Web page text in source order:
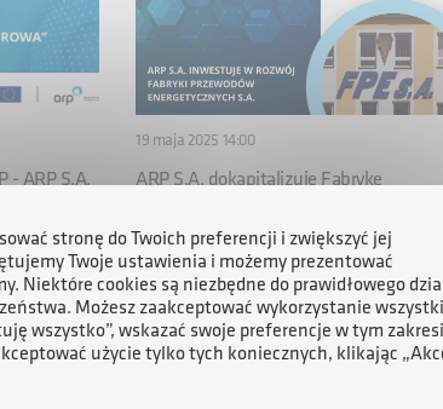
- ARP S.A.
Cyfrowa”
19 maja 2025 14:00
ARP S.A. dokapitalizuje Fabrykę
34,5 mln zł – strategiczny krok dla
transformacji energetycznej Polski
stronę do Twoich preferencji i zwiększyć jej
Twoje ustawienia i możemy prezentować
Niektóre cookies są niezbędne do prawidłowego
Możesz zaakceptować wykorzystanie
wszystko”, wskazać swoje preferencje w tym
użycie tylko tych koniecznych, klikając